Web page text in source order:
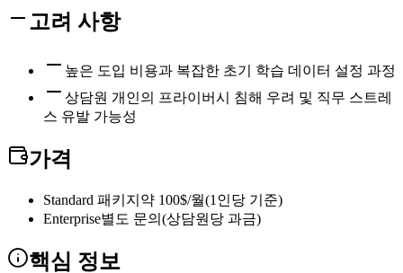
고려 사항
높은 도입 비용과 복잡한 초기 학습 데이터 설정 과정
상담원 개인의 프라이버시 침해 우려 및 직무 스트레
스 유발 가능성
가격
Standard 패키지 약 100$/월(1인당 기준)
Enterprise별도 문의(상담원당 과금)
핵심 정보